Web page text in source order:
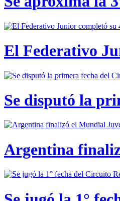
El Federativo
Se disputó la
Argentina